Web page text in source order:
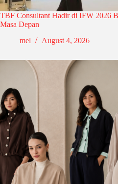
TBF Consultant Hadir di IFW 2026
Masa Depan
mel
August 4, 2026